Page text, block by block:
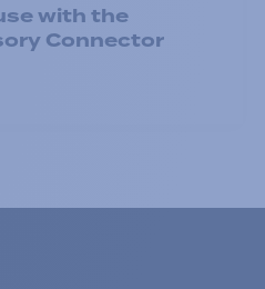
with the
Connector